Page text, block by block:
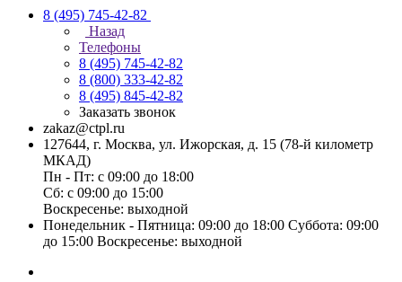
8 (495) 745-42-82
Назад
Телефоны
8 (495) 745-42-82
8 (800) 333-42-82
8 (495) 845-42-82
Заказать звонок
zakaz@ctpl.ru
127644, г. Москва, ул. Ижорская, д. 15 (78-й километр
МКАД)
Пн - Пт: с 09:00 до 18:00
Сб: с 09:00 до 15:00
Воскресенье: выходной
Понедельник - Пятница: 09:00 до 18:00 Суббота: 09:00
до 15:00 Воскресенье: выходной